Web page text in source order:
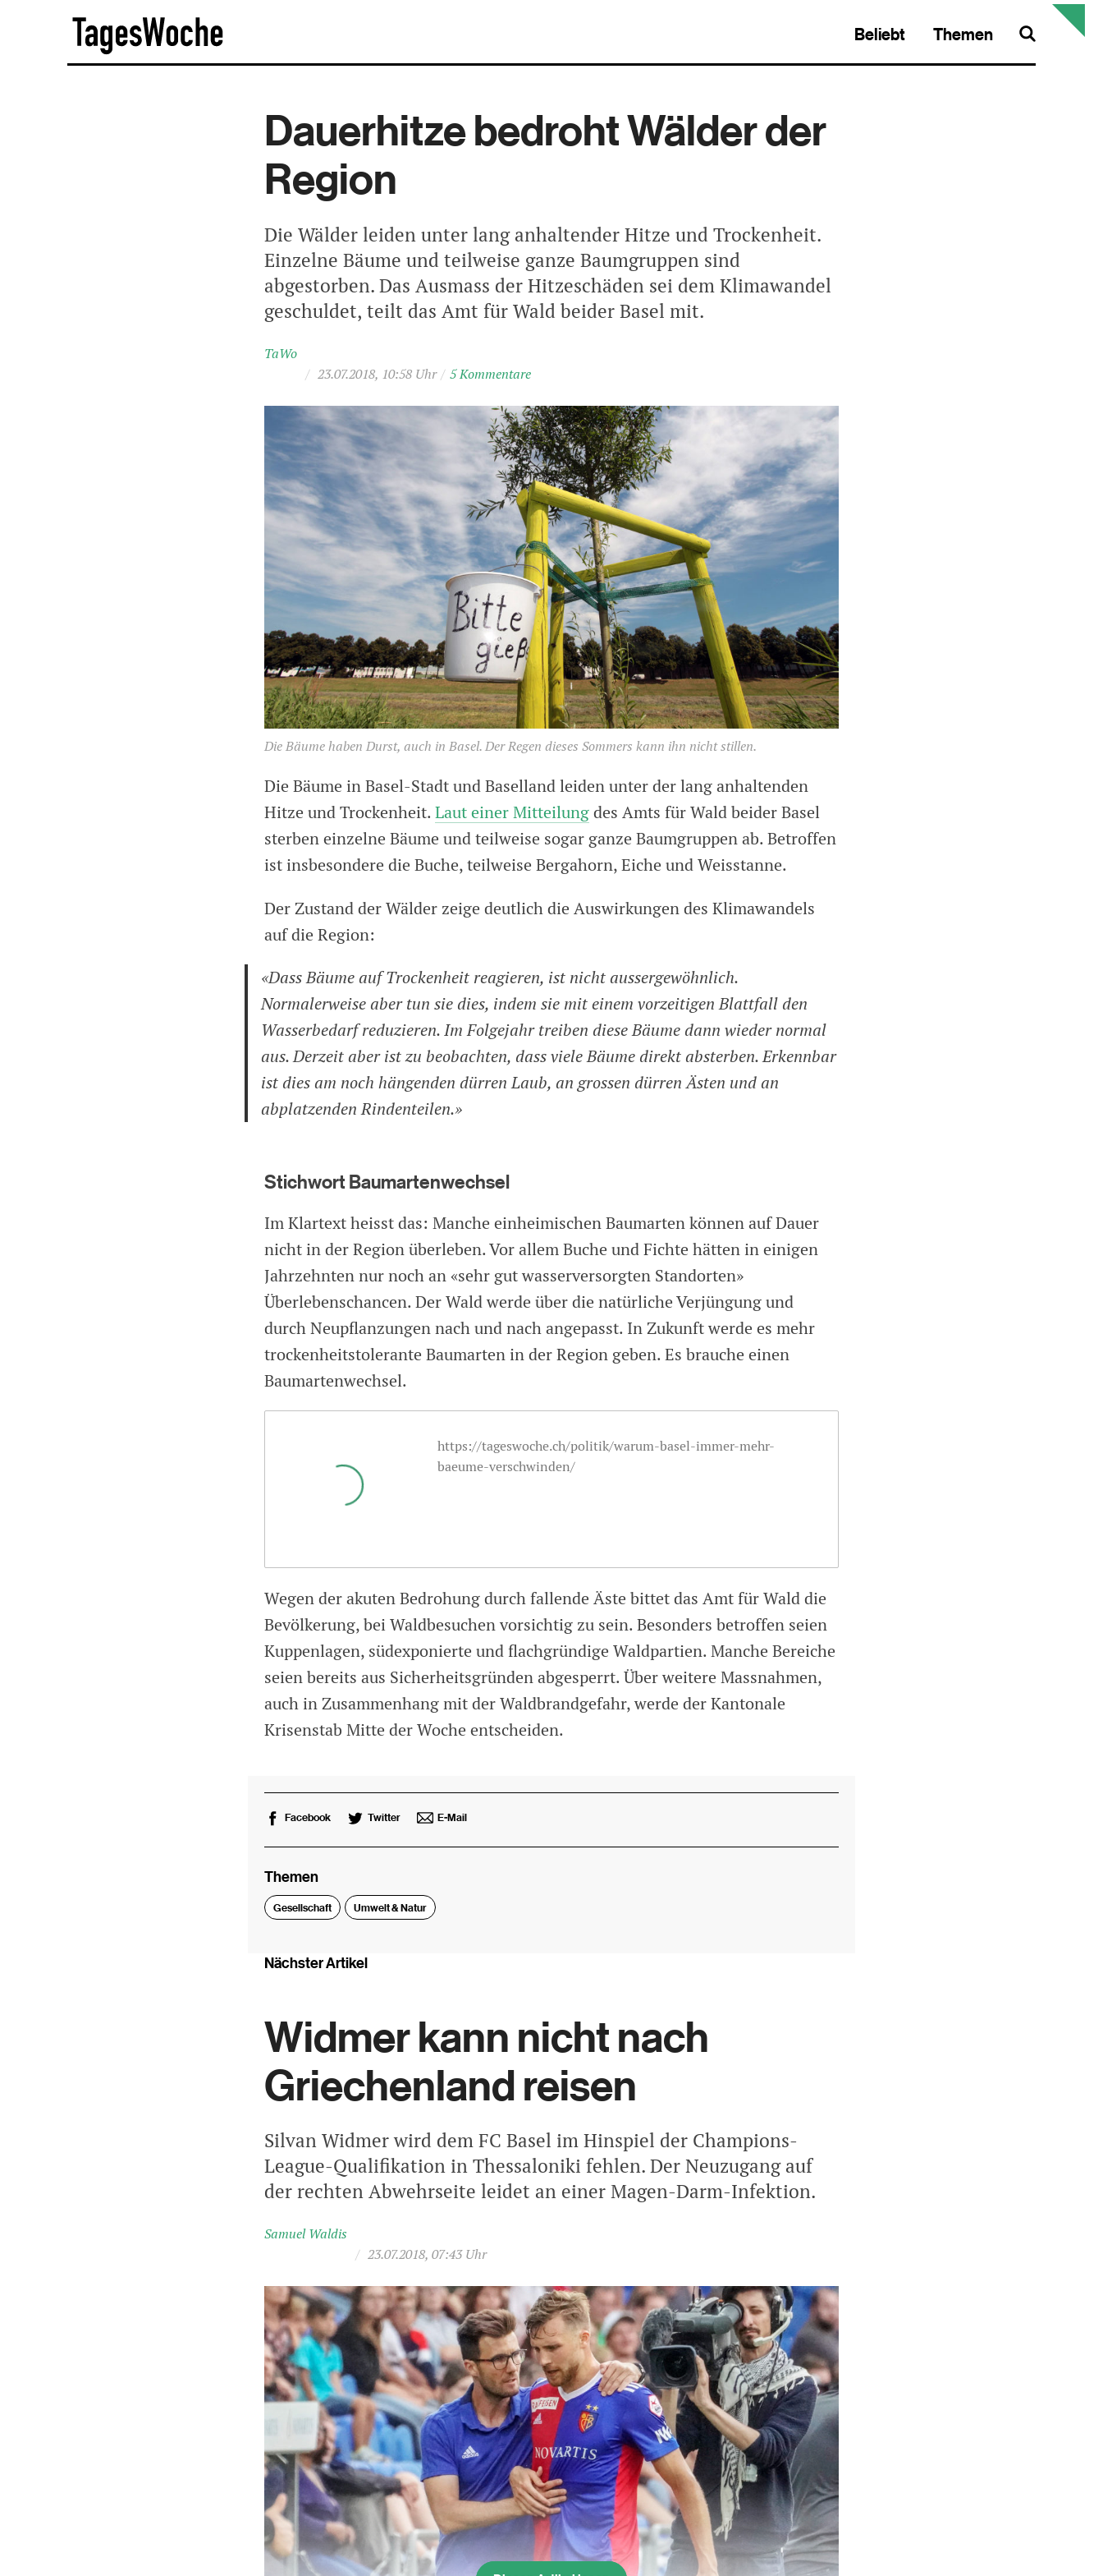
Beliebt Themen
Dauerhitze bedroht Wälder der
Region
Die Wälder leiden unter lang anhaltender Hitze und Trockenheit.
Einzelne Bäume und teilweise ganze Baumgruppen sind
abgestorben. Das Ausmass der Hitzeschäden sei dem Klimawandel
geschuldet, teilt das Amt für Wald beider Basel mit.
TaWo
/ 23.07.2018, 10:58 Uhr / 5 Kommentare
Die Bäume haben Durst, auch in Basel. Der Regen dieses Sommers kann ihn nicht stillen.
Die Bäume in Basel-Stadt und Baselland leiden unter der lang anhaltenden
Hitze und Trockenheit. Laut einer Mitteilungdes Amts für Wald beider Basel
sterben einzelne Bäume und teilweise sogar ganze Baumgruppen ab. Betroffen
ist insbesondere die Buche, teilweise Bergahorn, Eiche und Weisstanne.
Der Zustand der Wälder zeige deutlich die Auswirkungen des Klimawandels
auf die Region:
«Dass Bäume auf Trockenheit reagieren, ist nicht aussergewöhnlich.
Normalerweise aber tun sie dies, indem sie mit einem vorzeitigen Blattfall den
Wasserbedarf reduzieren. Im Folgejahr treiben diese Bäume dann wieder normal
aus. Derzeit aber ist zu beobachten, dass viele Bäume direkt absterben. Erkennbar
ist dies am noch hängenden dürren Laub, an grossen dürren Ästen und an
abplatzenden Rindenteilen.»
Stichwort Baumartenwechsel
Im Klartext heisst das: Manche einheimischen Baumarten können auf Dauer
nicht in der Region überleben. Vor allem Buche und Fichte hätten in einigen
Jahrzehnten nur noch an «sehr gut wasserversorgten Standorten»
Überlebenschancen. Der Wald werde über die natürliche Verjüngung und
durch Neupflanzungen nach und nach angepasst. In Zukunft werde es mehr
trockenheitstolerante Baumarten in der Region geben. Es brauche einen
Baumartenwechsel.
https://tageswoche.ch/politik/warum-basel-immer-mehr-
baeume-verschwinden/
Wegen der akuten Bedrohung durch fallende Äste bittet das Amt für Wald die
Bevölkerung, bei Waldbesuchen vorsichtig zu sein. Besonders betroffen seien
Kuppenlagen, südexponierte und flachgründige Waldpartien. Manche Bereiche
seien bereits aus Sicherheitsgründen abgesperrt. Über weitere Massnahmen,
auch in Zusammenhang mit der Waldbrandgefahr, werde der Kantonale
Krisenstab Mitte der Woche entscheiden.
Facebook Twitter E-Mail
Themen
Gesellschaft Umwelt & Natur
Nächster Artikel
Widmer kann nicht nach
Griechenland reisen
Silvan Widmer wird dem FC Basel im Hinspiel der Champions-
League-Qualifikation in Thessaloniki fehlen. Der Neuzugang auf
der rechten Abwehrseite leidet an einer Magen-Darm-Infektion.
Samuel Waldis
/ 23.07.2018, 07:43 Uhr